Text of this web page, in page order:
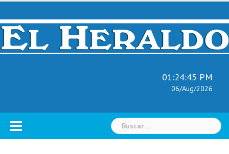
Skip
content
01:24:46 PM
06/Aug/2026
Buscar: